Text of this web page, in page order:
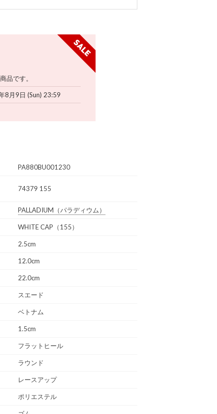
品です。
8月9日 (Sun) 23:59
PA880BU001230
74379 155
PALLADIUM （パラディウム）
WHITE CAP（155）
2.5cm
12.0cm
22.0cm
スエード
ベトナム
1.5cm
フラットヒール
ラウンド
レースアップ
ポリエステル